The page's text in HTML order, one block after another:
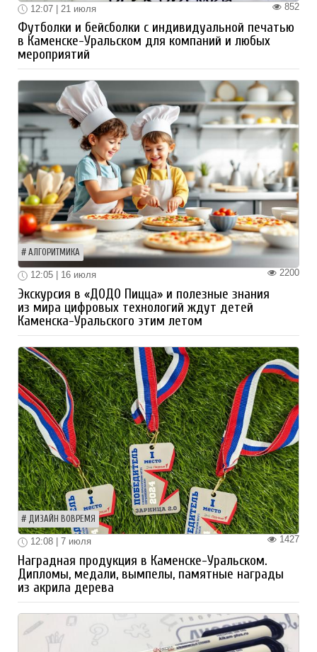
852
12:07 | 21 июля
Футболки и бейсболки с индивидуальной печатью
в Каменске-Уральском для компаний и любых
мероприятий
АЛГОРИТМИКА
2200
12:05 | 16 июля
Экскурсия в «ДОДО Пицца» и полезные знания
из мира цифровых технологий ждут детей
Каменска-Уральского этим летом
ДИЗАЙН ВОВРЕМЯ
1427
12:08 | 7 июля
Наградная продукция в Каменске-Уральском.
Дипломы, медали, вымпелы, памятные награды
из акрила дерева